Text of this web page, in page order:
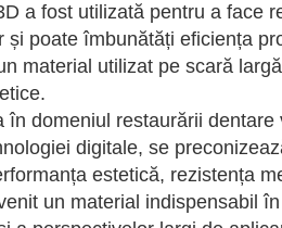
a fost utilizată pentru a face
poate îmbunătăți eficiența
material utilizat pe scară
în domeniul restaurării
digitale, se
estetică, rezistența
un material indispensabil